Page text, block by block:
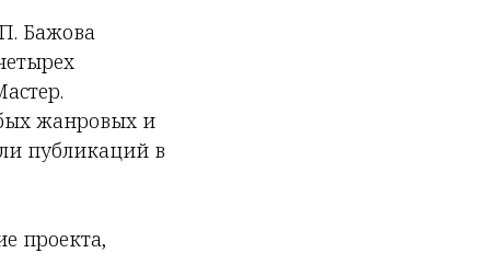
Бажова
жанровых и
публикаций в
проекта,